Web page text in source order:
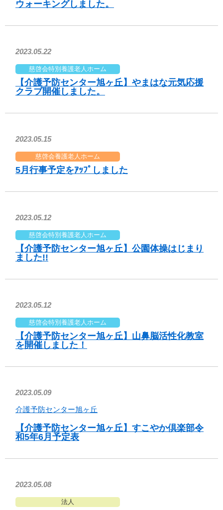
ウォーキングしました。
2023.05.22
慈啓会特別養護老人ホーム
【介護予防センター旭ヶ丘】やまはな元気応援
クラブ開催しました。
2023.05.15
慈啓会養護老人ホーム
5月行事予定をｱｯﾌﾟしました
2023.05.12
慈啓会特別養護老人ホーム
【介護予防センター旭ヶ丘】公園体操はじまり
ました!!
2023.05.12
慈啓会特別養護老人ホーム
【介護予防センター旭ヶ丘】山鼻脳活性化教室
を開催しました！
2023.05.09
介護予防センター旭ヶ丘
【介護予防センター旭ヶ丘】すこやか倶楽部令
和5年6月予定表
2023.05.08
法人